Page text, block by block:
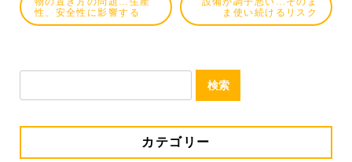
性、安全性に影響する
ま使い続けるリスク
検
カテゴリー